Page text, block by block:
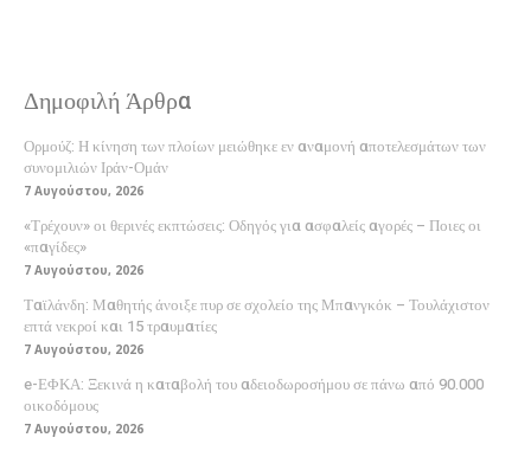
Δημοφιλή Άρθρα
Ορμούζ: Η κίνηση των πλοίων μειώθηκε εν αναμονή αποτελεσμάτων των
συνομιλιών Ιράν-Ομάν
7 Αυγούστου, 2026
«Τρέχουν» οι θερινές εκπτώσεις: Οδηγός για ασφαλείς αγορές – Ποιες οι
«παγίδες»
7 Αυγούστου, 2026
Ταϊλάνδη: Μαθητής άνοιξε πυρ σε σχολείο της Μπανγκόκ – Τουλάχιστον
επτά νεκροί και 15 τραυματίες
7 Αυγούστου, 2026
e-ΕΦΚΑ: Ξεκινά η καταβολή του αδειοδωροσήμου σε πάνω από 90.000
οικοδόμους
7 Αυγούστου, 2026